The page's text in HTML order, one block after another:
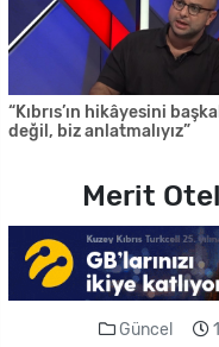
“Kıbrıs’ın hikâyesini
değil, biz anlatmalıyız”
Merit
Güncel